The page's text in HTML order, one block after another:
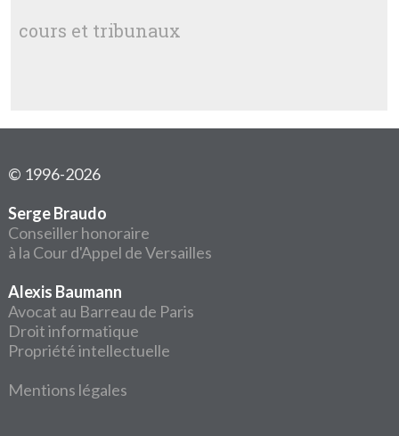
cours et tribunaux
© 1996-2026
Serge Braudo
Conseiller honoraire
à la Cour d'Appel de Versailles
Alexis Baumann
Avocat au Barreau de Paris
Droit informatique
Propriété intellectuelle
Mentions légales